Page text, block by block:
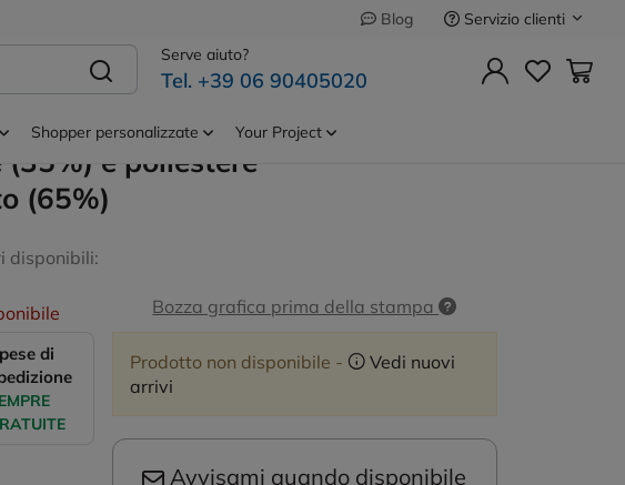
Blog
Servizio clienti
Serve aiuto?
Tel. +39 06 90405020
Shopper personalizzate Your Project
Precedente Successivo
Giacca da cucina
g/m²), realizzata in
(35%) e poliestere
(65%)
36161
disponibili:
di
Bozza grafica prima della stampa
Prodotto non disponibile -
Vedi nuovi
arrivi
Avvisami quando disponibile